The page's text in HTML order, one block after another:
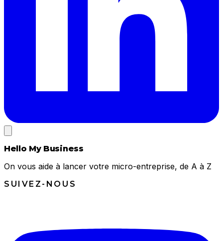
Hello My Business
On vous aide à lancer votre micro-entreprise, de A à Z
SUIVEZ-NOUS